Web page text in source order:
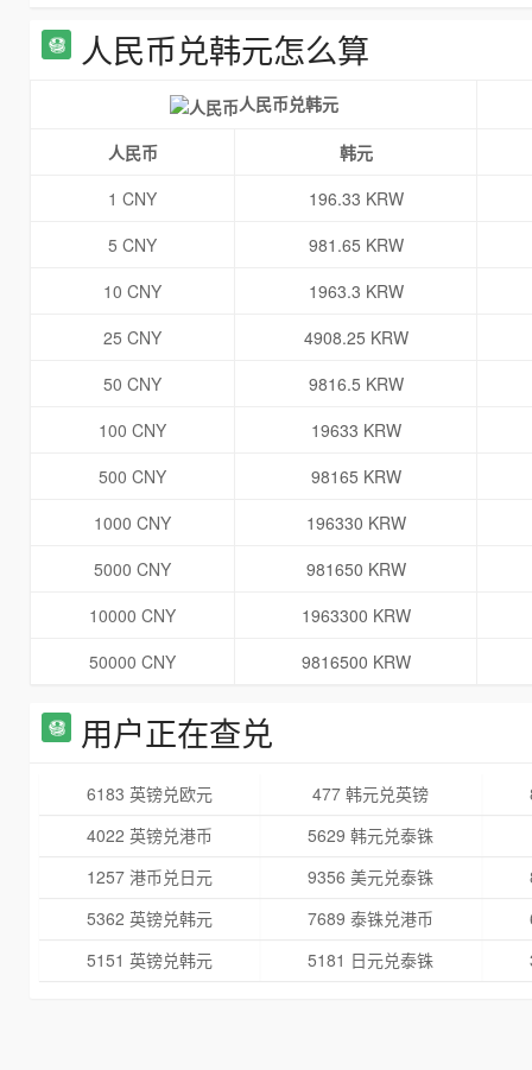
人民币兑韩元怎么算
人民币兑韩元
人民币
韩元
1 CNY
196.33 KRW
5 CNY
981.65 KRW
10 CNY
1963.3 KRW
25 CNY
4908.25 KRW
50 CNY
9816.5 KRW
100 CNY
19633 KRW
500 CNY
98165 KRW
1000 CNY
196330 KRW
5000 CNY
981650 KRW
10000 CNY
1963300 KRW
50000 CNY
9816500 KRW
用户正在查兑
6183 英镑兑欧元 477 韩元兑英镑
4022 英镑兑港币
5629 韩元兑泰铢
1257 港币兑日元
9356 美元兑泰铢
5362 英镑兑韩元
7689 泰铢兑港币
5151 英镑兑韩元
5181 日元兑泰铢